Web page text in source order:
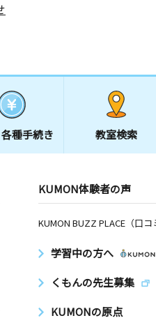
各種手続き 教室検索
KUMON体験者の声
KUMON BUZZ PLACE（口コ
学習中の方へ
くもんの先生募集
KUMONの原点